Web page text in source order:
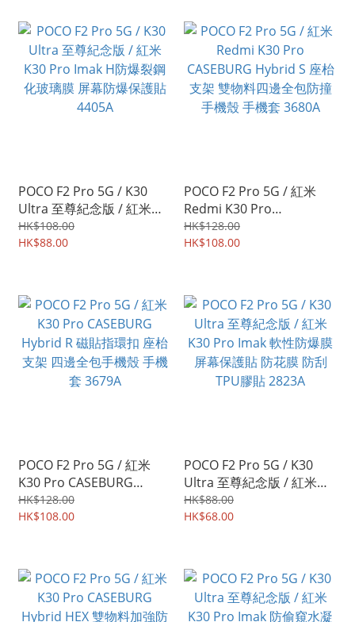
POCO F2 Pro 5G / K30
Ultra 至尊紀念版 / 紅米
K30 Pro Imak H防爆裂鋼
化玻璃膜 屏幕防爆保護貼
HK$108.00
HK$88.00
POCO F2 Pro 5G / 紅米
Redmi K30 Pro
CASEBURG Hybrid S 座枱
支架 雙物料四邊全包防撞
HK$128.00
HK$108.00
POCO F2 Pro 5G / 紅米
K30 Pro CASEBURG
Hybrid R 磁貼指環扣 座枱
支架 四邊全包手機殼 手機
HK$128.00
HK$108.00
POCO F2 Pro 5G / K30
Ultra 至尊紀念版 / 紅米
K30 Pro Imak 軟性防爆膜
屏幕保護貼 防花膜 防刮
HK$88.00
HK$68.00